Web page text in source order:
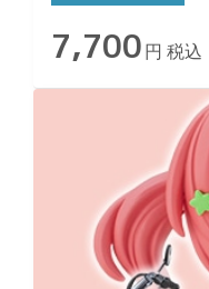
7,700 円 税込